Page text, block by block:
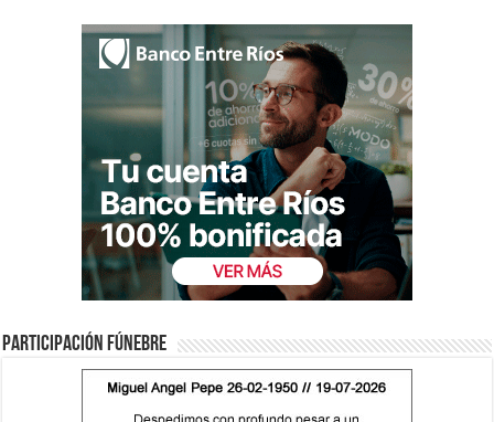
Participación fúnebre